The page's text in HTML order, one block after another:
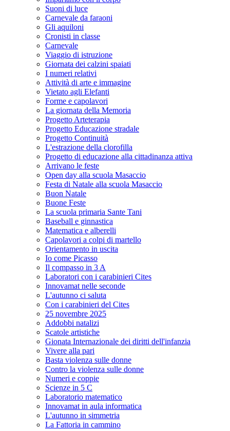
Suoni di luce
Carnevale da faraoni
Gli aquiloni
Cronisti in classe
Carnevale
Viaggio di istruzione
Giornata dei calzini spaiati
I numeri relativi
Attività di arte e immagine
Vietato agli Elefanti
Forme e capolavori
La giornata della Memoria
Progetto Arteterapia
Progetto Educazione stradale
Progetto Continuità
L'estrazione della clorofilla
Progetto di educazione alla cittadinanza attiva
Arrivano le feste
Open day alla scuola Masaccio
Festa di Natale alla scuola Masaccio
Buon Natale
Buone Feste
La scuola primaria Sante Tani
Baseball e ginnastica
Matematica e alberelli
Capolavori a colpi di martello
Orientamento in uscita
Io come Picasso
Il compasso in 3 A
Laboratori con i carabinieri Cites
Innovamat nelle seconde
L'autunno ci saluta
Con i carabinieri del Cites
25 novembre 2025
Addobbi natalizi
Scatole artistiche
Gionata Internazionale dei diritti dell'infanzia
Vivere alla pari
Basta violenza sulle donne
Contro la violenza sulle donne
Numeri e coppie
Scienze in 5 C
Laboratorio matematico
Innovamat in aula informatica
L'autunno in simmetria
La Fattoria in cammino